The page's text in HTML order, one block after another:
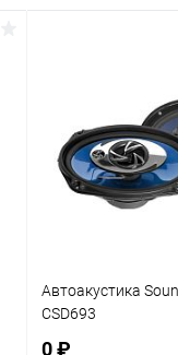
Автоакустика
CSD693
0 ₽